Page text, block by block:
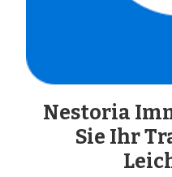
Nestoria
Sie Ihr